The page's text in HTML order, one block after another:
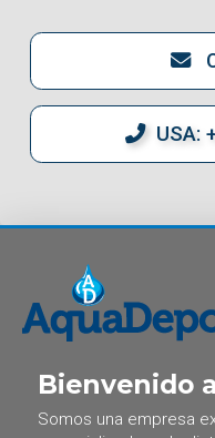
USA:
Bienvenido
Somos una empresa